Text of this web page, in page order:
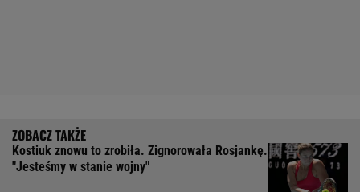
Kostiuk znowu to zrobiła. Zignorowała Rosjankę.
"Jesteśmy w stanie wojny"